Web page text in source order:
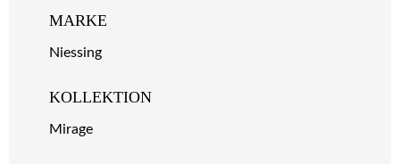
MARKE
Niessing
KOLLEKTION
Mirage